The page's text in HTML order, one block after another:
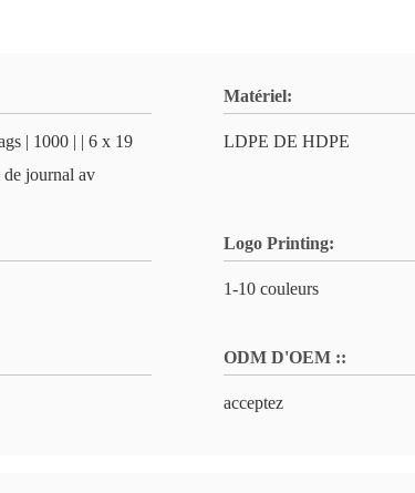
| 1000 | | 6 x 19
de journal av
Matériel:
LDPE DE HDPE
Logo Printing:
1-10 couleurs
ODM D'OEM ::
acceptez